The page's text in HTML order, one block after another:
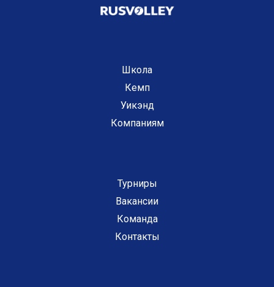
Школа
Кемп
Уикэнд
Компаниям
Турниры
Вакансии
Команда
Контакты